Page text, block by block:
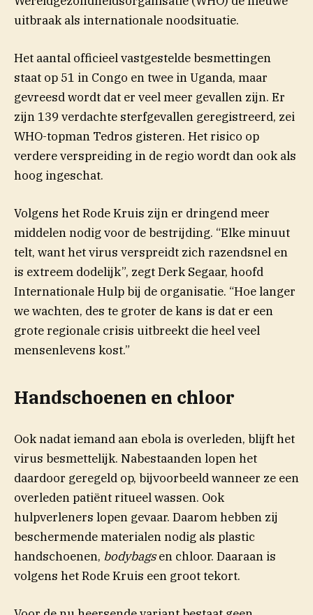
uitbraak als internationale noodsituatie.
Het aantal officieel vastgestelde besmettingen
staat op 51 in Congo en twee in Uganda, maar
gevreesd wordt dat er veel meer gevallen zijn. Er
zijn 139 verdachte sterfgevallen geregistreerd, zei
WHO-topman Tedros gisteren. Het risico op
verdere verspreiding in de regio wordt dan ook als
hoog ingeschat.
Volgens het Rode Kruis zijn er dringend meer
middelen nodig voor de bestrijding. “Elke minuut
telt, want het virus verspreidt zich razendsnel en
is extreem dodelijk”, zegt Derk Segaar, hoofd
Internationale Hulp bij de organisatie. “Hoe langer
we wachten, des te groter de kans is dat er een
grote regionale crisis uitbreekt die heel veel
mensenlevens kost.”
Handschoenen en chloor
Ook nadat iemand aan ebola is overleden, blijft het
virus besmettelijk. Nabestaanden lopen het
daardoor geregeld op, bijvoorbeeld wanneer ze een
overleden patiënt ritueel wassen. Ook
hulpverleners lopen gevaar. Daarom hebben zij
beschermende materialen nodig als plastic
handschoenen, bodybagsen chloor. Daaraan is
volgens het Rode Kruis een groot tekort.